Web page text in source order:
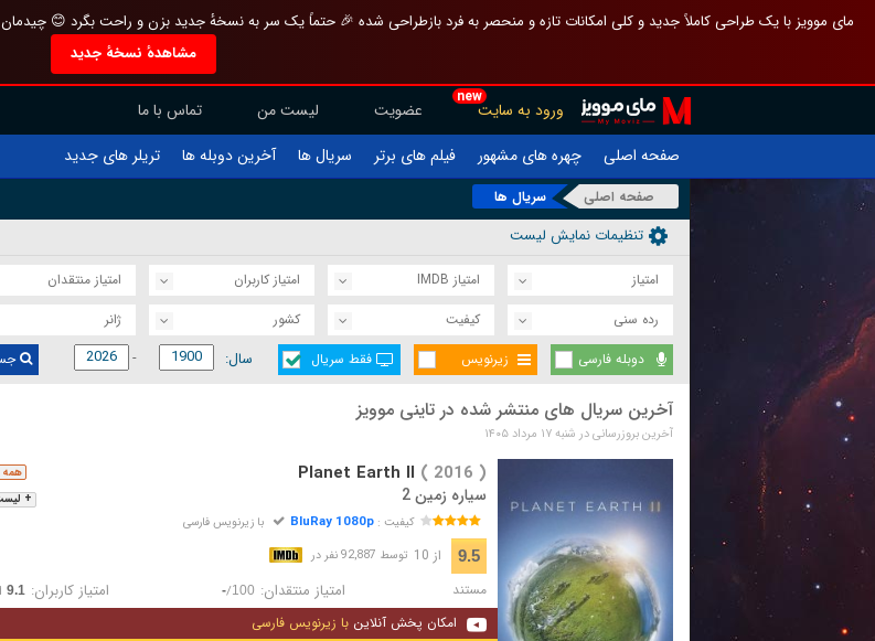
مای موویز با یک طراحی کاملاً جدید و کلی امکانات تازه و منحصر به فرد بازطراحی شده 🎉 حتماً یک سر به نسخهٔ جدید بزن و راحت بگرد 😊
مشاهدهٔ نسخهٔ جدید
new
ورود به سایت عضویت لیست من
تماس با ما
صفحه اصلی
چهره های مشهور فیلم های برتر سریال ها آخرین دوبله ها تریلر های جدید
صفحه اصلی سریال ها
تنظیمات نمایش لیست
امتیاز امتیاز IMDB امتیاز کاربران
امتیاز منتقدان
رده سنی
کیفیت کشور
ژانر
دوبله فارسی
زیرنویس فقط سریال سال:
آخرین سریال های منتشر شده در تاینی موویز
آخرین بروزرسانی در شنبه ۱۷ مرداد ۱۴۰۵
+
Planet Earth II ( 2016 )
سیاره زمین 2
کیفیت :BluRay 1080p با زیرنویس فارسی
9.5 از 10 توسط 92,887 نفر در
مستند امتیاز منتقدان: -/100 امتیاز کاربران: 9.1
امکان پخش آنلاین با زیرنویس فارسی